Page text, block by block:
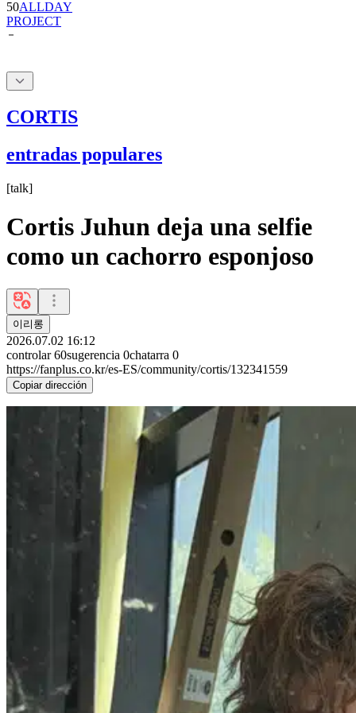
CORTIS
entradas populares
[talk]
Cortis Juhun deja una selfie
como un cachorro esponjoso
이리롱
2026.07.02 16:12
controlar 60sugerencia 0chatarra 0
https://fanplus.co.kr/es-ES/community/cortis/132341559
Copiar dirección